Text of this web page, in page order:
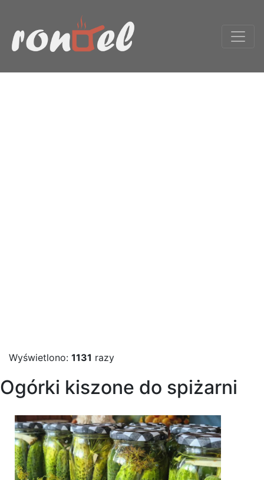
Wyświetlono: 1131 razy
Ogórki kiszone do spiżarni